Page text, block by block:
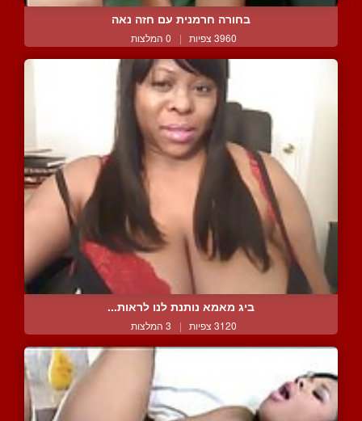
בחורה חרמנית עם חזה נאה
3960 צפיות | 0 המלצות
ביג מאמא נותנת לנו לראות...
3120 צפיות | 3 המלצות